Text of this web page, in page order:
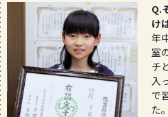
Q.
け
年
室
チ
入
で
た。